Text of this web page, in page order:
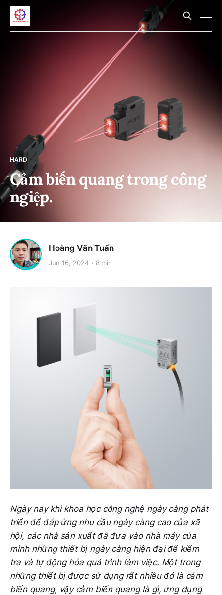
HARD
Cảm biến quang trong công
ngiệp.
Hoàng Văn Tuấn
Jun 16, 2024 8 min
Ngày nay khi khoa học công nghệ ngày càng phát
triển để đáp ứng nhu cầu ngày càng cao của xã
hội, các nhà sản xuất đã đưa vào nhà máy của
mình những thiết bị ngày càng hiện đại để kiểm
tra và tự động hóa quá trình làm việc. Một trong
những thiết bị được sử dụng rất nhiều đó là cảm
biến quang, vậy cảm biến quang là gì, ứng dụng